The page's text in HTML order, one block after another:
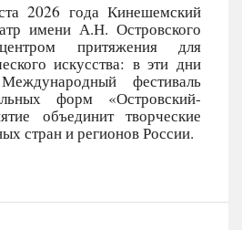
2026 года Кинешемский
имени А.Н. Островского
притяжения для
искусства: в эти дни
фестиваль
форм «Островский-
объединит творческие
стран и регионов России.